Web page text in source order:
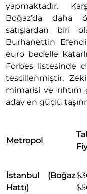
yapmaktadır.
Boğaz’da daha
satışlardan biri
Burhanettin Efendi
euro bedelle
Forbes listesinde
tescillenmiştir.
mimarisi ve rıhtım
aday en güçlü
Metropol
İstanbul (Boğaz
Hattı)